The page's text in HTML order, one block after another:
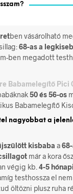
ben vásárolható
68-as a
ben megadott
Babamelegítő Pici
50 és 56-os
Babamelegítő
nagyobbat a
kisbaba a
már a kora
végig kb.4-5
testhossza el
öltözni plusz ruha